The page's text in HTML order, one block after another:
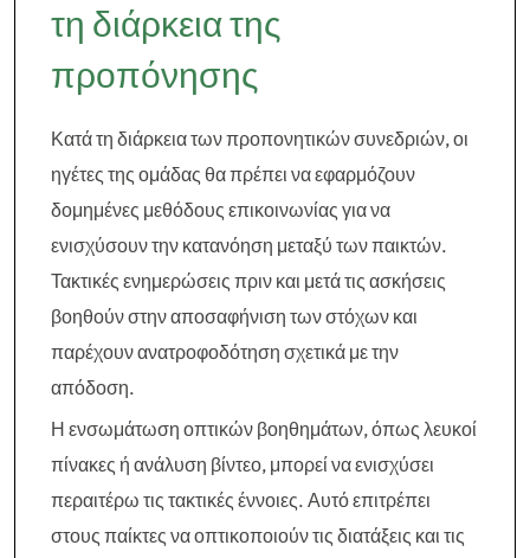
τη διάρκεια της
προπόνησης
Κατά τη διάρκεια των προπονητικών συνεδριών, οι
ηγέτες της ομάδας θα πρέπει να εφαρμόζουν
δομημένες μεθόδους επικοινωνίας για να
ενισχύσουν την κατανόηση μεταξύ των παικτών.
Τακτικές ενημερώσεις πριν και μετά τις ασκήσεις
βοηθούν στην αποσαφήνιση των στόχων και
παρέχουν ανατροφοδότηση σχετικά με την
απόδοση.
Η ενσωμάτωση οπτικών βοηθημάτων, όπως λευκοί
πίνακες ή ανάλυση βίντεο, μπορεί να ενισχύσει
περαιτέρω τις τακτικές έννοιες. Αυτό επιτρέπει
στους παίκτες να οπτικοποιούν τις διατάξεις και τις